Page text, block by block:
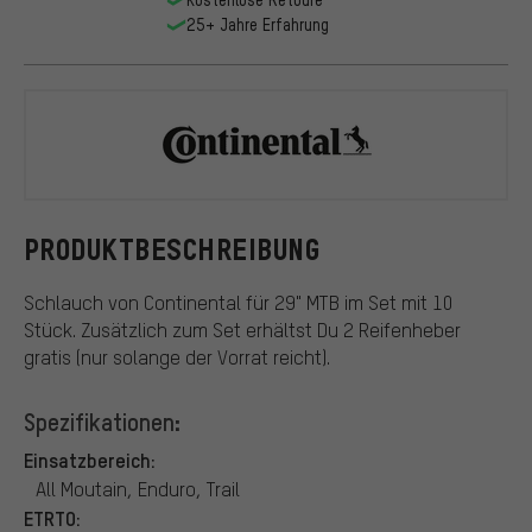
PRODUKTBESCHREIBUNG
Schlauch von Continental für 29" MTB im Set mit 10
Stück. Zusätzlich zum Set erhältst Du 2 Reifenheber
gratis (nur solange der Vorrat reicht).
Spezifikationen:
Einsatzbereich:
All Moutain, Enduro, Trail
ETRTO:
25+ Jahre Erfahrung